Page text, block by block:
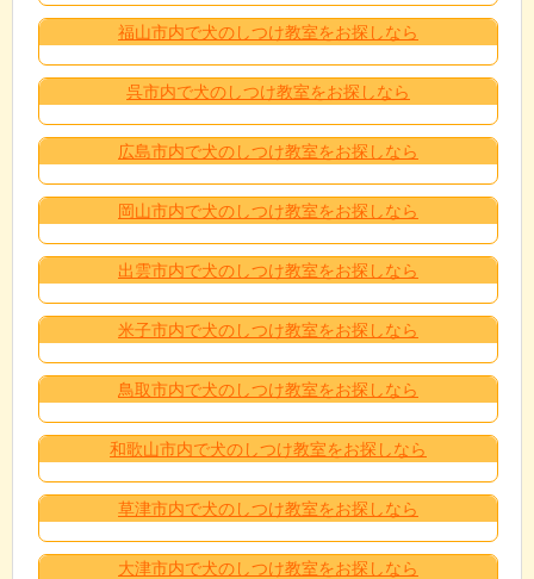
福山市内で犬のしつけ教室をお探しなら
呉市内で犬のしつけ教室をお探しなら
広島市内で犬のしつけ教室をお探しなら
岡山市内で犬のしつけ教室をお探しなら
出雲市内で犬のしつけ教室をお探しなら
米子市内で犬のしつけ教室をお探しなら
鳥取市内で犬のしつけ教室をお探しなら
和歌山市内で犬のしつけ教室をお探しなら
草津市内で犬のしつけ教室をお探しなら
大津市内で犬のしつけ教室をお探しなら